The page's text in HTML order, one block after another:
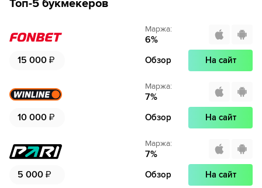
Топ-5 букмекеров
15 000 ₽
Маржа:
6%
Обзор На сайт
10 000 ₽
Маржа:
7%
Обзор На сайт
5 000 ₽
Маржа:
7%
Обзор На сайт